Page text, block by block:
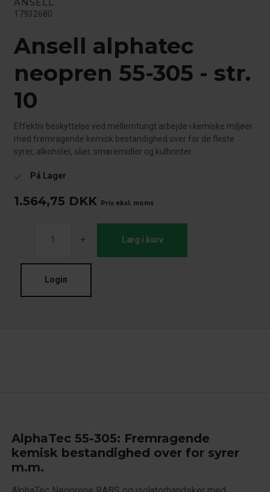
17932680
Ansell alphatec
neopren 55-305 - str.
10
Effektiv beskyttelse ved mellemtungt arbejde i kemiske miljøer
med fremragende kemisk bestandighed over for de fleste
syrer, alkoholer, olier, smøremidler og kulbrinter.
check På Lager
1.564,75 DKK Pris eksl. moms
- + Læg i kurv
Login
AlphaTec 55-305: Fremragende
kemisk bestandighed over for syrer
m.m.